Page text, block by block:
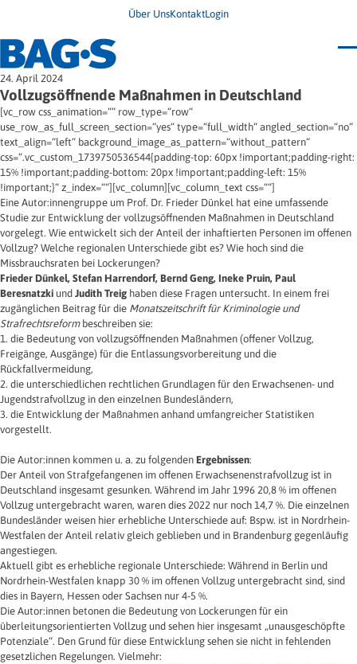
Über UnsKontaktLogin
Bundestagung 2026
Wo finde ich Hilfe?
News
Termine
Veröffentlichungen
Infodienst
Wegweiser
Jugendbroschüre
Impulse
Presse & Stellungnahmen
Newsletter
Unsere Themen
Angehörige
Ersatzfreiheitsstrafe
Freie Straffälligenhilfe
Gesundheit
Migration
Frauen
Wohnen
24. April 2024
Vollzugsöffnende Maßnahmen in Deutschland
[vc_row css_animation=““ row_type=“row“
use_row_as_full_screen_section=“yes“ type=“full_width“ angled_section=“no“
text_align=“left“ background_image_as_pattern=“without_pattern“
css=“.vc_custom_1739750536544{padding-top: 60px !important;padding-right:
15% !important;padding-bottom: 20px !important;padding-left: 15%
!important;}“ z_index=““][vc_column][vc_column_text css=““]
Eine Autor:innengruppe um Prof. Dr. Frieder Dünkel hat eine umfassende
Studie zur Entwicklung der vollzugsöffnenden Maßnahmen in Deutschland
vorgelegt. Wie entwickelt sich der Anteil der inhaftierten Personen im offenen
Vollzug? Welche regionalen Unterschiede gibt es? Wie hoch sind die
Missbrauchsraten bei Lockerungen?
Frieder Dünkel, Stefan Harrendorf, Bernd Geng, Ineke Pruin, Paul
Beresnatzki und Judith Treig haben diese Fragen untersucht. In einem frei
zugänglichen Beitrag für die Monatszeitschrift für Kriminologie und
Strafrechtsreformbeschreiben sie:
1. die Bedeutung von vollzugsöffnenden Maßnahmen (offener Vollzug,
Freigänge, Ausgänge) für die Entlassungsvorbereitung und die
Rückfallvermeidung,
2. die unterschiedlichen rechtlichen Grundlagen für den Erwachsenen- und
Jugendstrafvollzug in den einzelnen Bundesländern,
3. die Entwicklung der Maßnahmen anhand umfangreicher Statistiken
vorgestellt.
Die Autor:innen kommen u. a. zu folgenden Ergebnissen:
Der Anteil von Strafgefangenen im offenen Erwachsenenstrafvollzug ist in
Deutschland insgesamt gesunken. Während im Jahr 1996 20,8 % im offenen
Vollzug untergebracht waren, waren dies 2022 nur noch 14,7 %. Die einzelnen
Bundesländer weisen hier erhebliche Unterschiede auf: Bspw. ist in Nordrhein-
Westfalen der Anteil relativ gleich geblieben und in Brandenburg gegenläufig
angestiegen.
Aktuell gibt es erhebliche regionale Unterschiede: Während in Berlin und
Nordrhein-Westfalen knapp 30 % im offenen Vollzug untergebracht sind, sind
dies in Bayern, Hessen oder Sachsen nur 4-5 %.
Die Autor:innen betonen die Bedeutung von Lockerungen für ein
überleitungsorientierten Vollzug und sehen hier insgesamt „unausgeschöpfte
Potenziale“. Den Grund für diese Entwicklung sehen sie nicht in fehlenden
gesetzlichen Regelungen. Vielmehr: